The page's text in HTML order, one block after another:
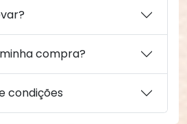
compra?
condições